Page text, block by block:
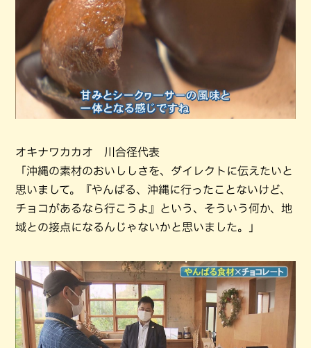
オキナワカカオ 川合径代表
「沖縄の素材のおいししさを、ダイレクトに伝えたいと
思いまして。『やんばる、沖縄に行ったことないけど、
チョコがあるなら行こうよ』という、そういう何か、地
域との接点になるんじゃないかと思いました。」